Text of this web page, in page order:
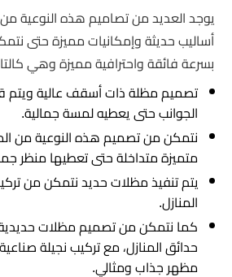
يوجد العديد من تصاميم هذه النوعية
أساليب حديثة وإمكانيات مميزة حتى
بسرعة فائقة واحترافية مميزة وهي
تصميم مظلة ذات أسقف عالية ويتم
الجوانب حتى يعطيه لمسة جمالية.
نتمكن من تصميم هذه النوعية من
متميزة متداخلة حتى تعطيها منظر
يتم تنفيذ مظلات حديد نتمكن من
المنازل.
كما نتمكن من تصميم مظلات
حدائق المنازل، مع تركيب نجيلة
مظهر جذاب ومثالي.